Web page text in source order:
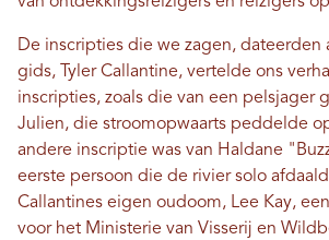
De inscripties die we zagen, dateerden
gids, Tyler Callantine, vertelde ons
inscripties, zoals die van een pelsjager
Julien, die stroomopwaarts peddelde
andere inscriptie was van Haldane
eerste persoon die de rivier solo
Callantines eigen oudoom, Lee Kay,
voor het Ministerie van Visserij en